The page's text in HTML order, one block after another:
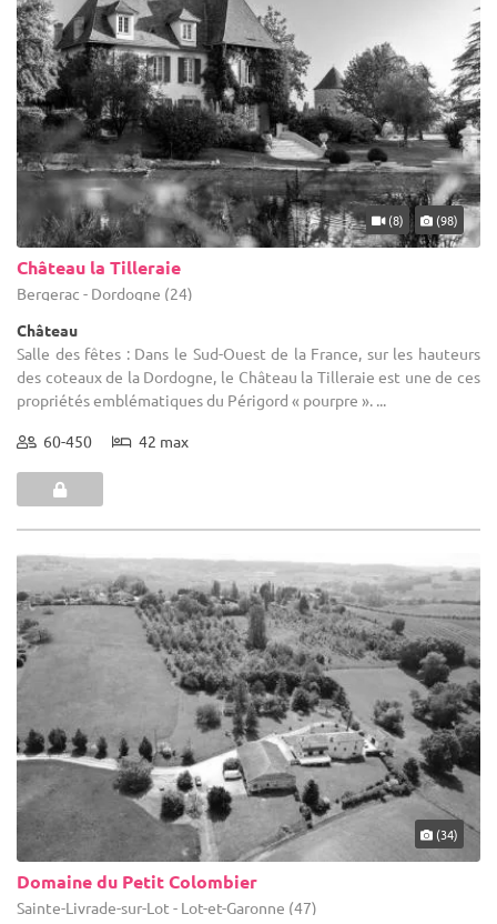
(8) (98)
Château la Tilleraie
Bergerac - Dordogne (24)
Château
Salle des fêtes : Dans le Sud-Ouest de la France, sur les hauteurs
des coteaux de la Dordogne, le Château la Tilleraie est une de ces
propriétés emblématiques du Périgord « pourpre ». ...
60-450 42 max
(34)
Domaine du Petit Colombier
Sainte-Livrade-sur-Lot - Lot-et-Garonne (47)